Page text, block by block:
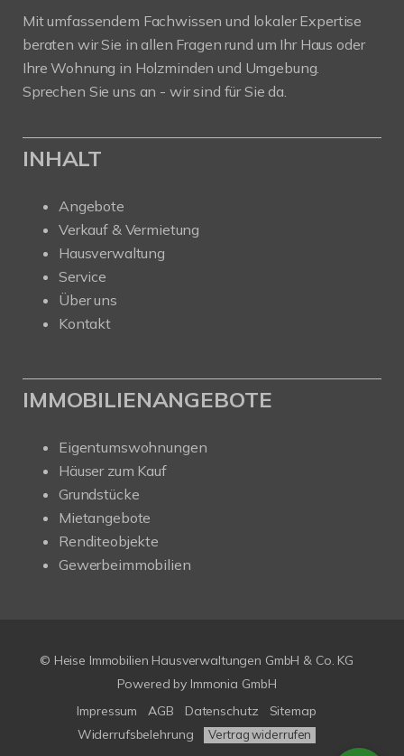
Mit umfassendem Fachwissen und lokaler Expertise
beraten wir Sie in allen Fragen rund um Ihr Haus oder
Ihre Wohnung in Holzminden und Umgebung.
Sprechen Sie uns an - wir sind für Sie da.
INHALT
Angebote
Verkauf & Vermietung
Hausverwaltung
Service
Über uns
Kontakt
IMMOBILIENANGEBOTE
Eigentumswohnungen
Häuser zum Kauf
Grundstücke
Mietangebote
Renditeobjekte
Gewerbeimmobilien
© Heise Immobilien Hausverwaltungen GmbH & Co. KG
Powered by Immonia GmbH
Impressum
AGB Datenschutz
Sitemap
Widerrufsbelehrung
Vertrag widerrufen